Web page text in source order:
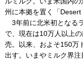
州に本拠を置く「Desert
3年前に北米初となる
で、現在は10万人以上
売。以来、およそ150万
出す。いまやミルク界注